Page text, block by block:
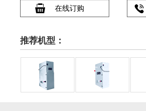
在线订购
推荐机型：